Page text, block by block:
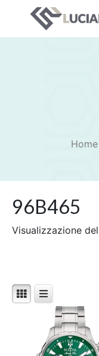
Home
96B465
Visualizzazione